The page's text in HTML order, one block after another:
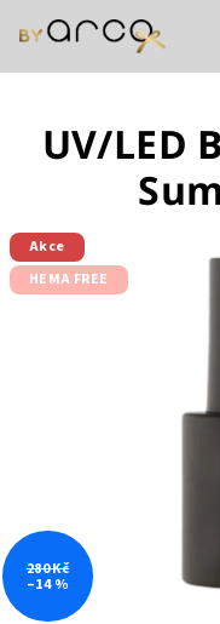
UV/LED
Akce
HEMA FREE
280 Kč
–14 %